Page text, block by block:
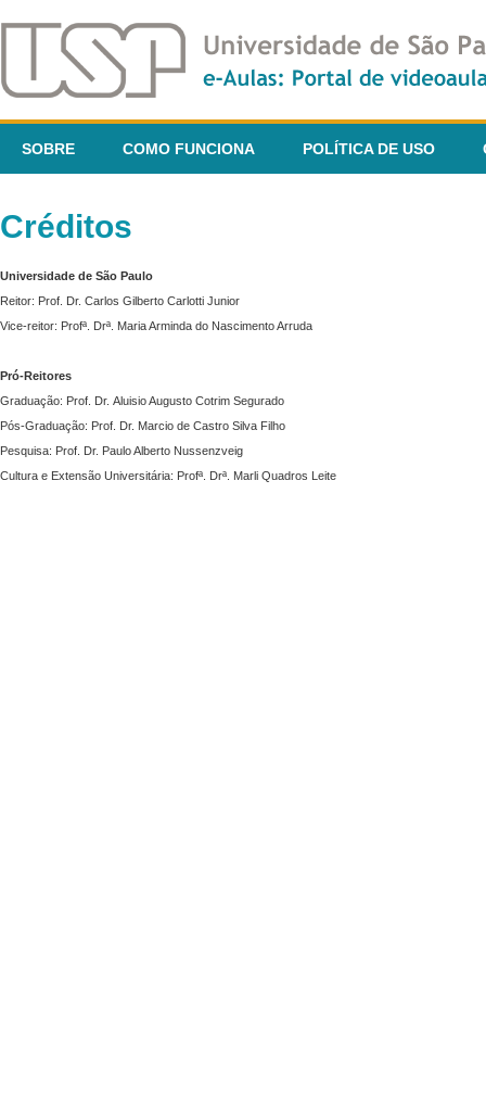
SOBRE COMO FUNCIONA POLÍTICA DE USO
Créditos
Universidade de São Paulo
Reitor: Prof. Dr. Carlos Gilberto Carlotti Junior
Vice-reitor: Profª. Drª. Maria Arminda do Nascimento Arruda
Pró-Reitores
Graduação: Prof. Dr. Aluisio Augusto Cotrim Segurado
Pós-Graduação: Prof. Dr. Marcio de Castro Silva Filho
Pesquisa: Prof. Dr. Paulo Alberto Nussenzveig
Cultura e Extensão Universitária: Profª. Drª. Marli Quadros Leite